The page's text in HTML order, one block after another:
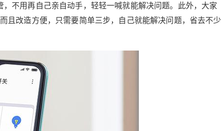
不用再自己亲自动手，轻轻一喊就能解决问题。此外，大家
且改造方便，只需要简单三步，自己就能解决问题，省去不少